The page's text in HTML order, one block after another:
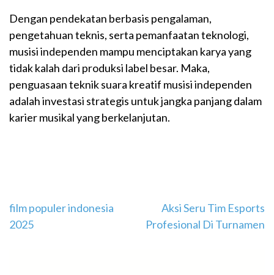
Dengan pendekatan berbasis pengalaman,
pengetahuan teknis, serta pemanfaatan teknologi,
musisi independen mampu menciptakan karya yang
tidak kalah dari produksi label besar. Maka,
penguasaan teknik suara kreatif musisi independen
adalah investasi strategis untuk jangka panjang dalam
karier musikal yang berkelanjutan.
Navigasi
pos
film populer indonesia
2025
Aksi Seru Tim Esports
Profesional Di Turnamen